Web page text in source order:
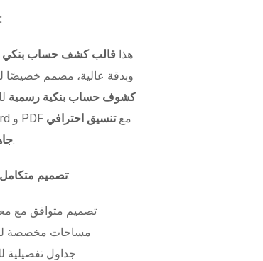
الميزات:
هذا قالب كشف حساب بنكي
وبدقة عالية، مصمم خصيصًا
كشوف حساب بنكية رسمية
متطلبات التمويل. متوفر بصيغتي Word و PDF معتنسيق احترافي
.
تصميميتضمن الملف:
تصميم متوافق مع
مساحات مخصصة
جداول تفصيلية